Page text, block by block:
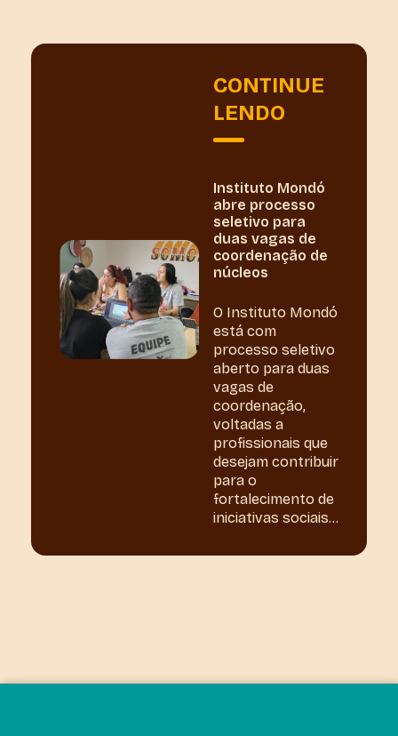
CONTINUE
LENDO
Instituto Mondó
abre processo
seletivo para
duas vagas de
coordenação de
núcleos
O Instituto Mondó
está com
processo seletivo
aberto para duas
vagas de
coordenação,
voltadas a
profissionais que
desejam contribuir
para o
fortalecimento de
iniciativas sociais...